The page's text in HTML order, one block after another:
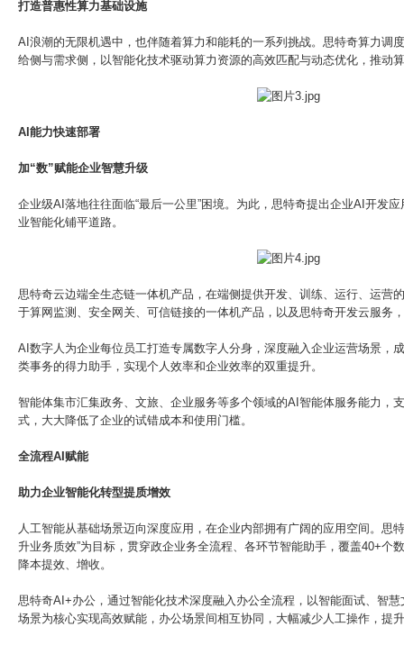
打造普惠性算力基础设施
AI浪潮的无限机遇中，也伴随着算力和能耗的一系列挑战。思特奇算力调
给侧与需求侧，以智能化技术驱动算力资源的高效匹配与动态优化，推动
AI能力快速部署
加“数”赋能企业智慧升级
企业级AI落地往往面临“最后一公里”困境。为此，思特奇提出企业AI开发
业智能化铺平道路。
思特奇云边端全生态链一体机产品，在端侧提供开发、训练、运行、运营
于算网监测、安全网关、可信链接的一体机产品，以及思特奇开发云服务
AI数字人为企业每位员工打造专属数字人分身，深度融入企业运营场景，
类事务的得力助手，实现个人效率和企业效率的双重提升。
智能体集市汇集政务、文旅、企业服务等多个领域的AI智能体服务能力，
式，大大降低了企业的试错成本和使用门槛。
全流程AI赋能
助力企业智能化转型提质增效
人工智能从基础场景迈向深度应用，在企业内部拥有广阔的应用空间。思
升业务质效”为目标，贯穿政企业务全流程、各环节智能助手，覆盖40+个
降本提效、增收。
思特奇AI+办公，通过智能化技术深度融入办公全流程，以智能面试、智
场景为核心实现高效赋能，办公场景间相互协同，大幅减少人工操作，提